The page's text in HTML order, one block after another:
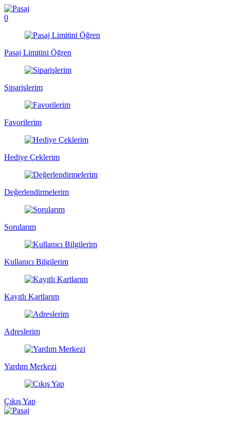
0
Pasaj Limitini Öğren
Siparişlerim
Favorilerim
Hediye Çeklerim
Değerlendirmelerim
Sorularım
Kullanıcı Bilgilerim
Kayıtlı Kartlarım
Adreslerim
Yardım Merkezi
Çıkış Yap